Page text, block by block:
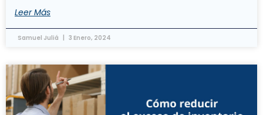
Leer Más
Samuel Juliá 3 Enero, 2024